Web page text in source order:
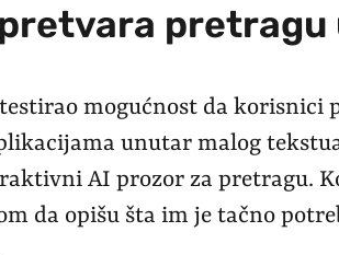
pretragu
mogućnost da korisnici
unutar malog
AI prozor za pretragu.
da opišu šta im je tačno